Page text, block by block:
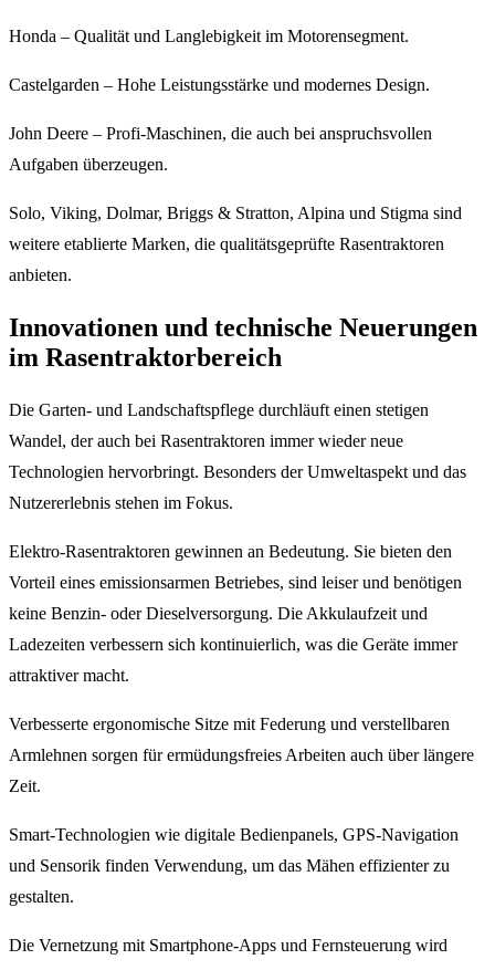
Honda – Qualität und Langlebigkeit im Motorensegment.
Castelgarden – Hohe Leistungsstärke und modernes Design.
John Deere – Profi-Maschinen, die auch bei anspruchsvollen
Aufgaben überzeugen.
Solo, Viking, Dolmar, Briggs & Stratton, Alpina und Stigma sind
weitere etablierte Marken, die qualitätsgeprüfte Rasentraktoren
anbieten.
Innovationen und technische Neuerungen
im Rasentraktorbereich
Die Garten- und Landschaftspflege durchläuft einen stetigen
Wandel, der auch bei Rasentraktoren immer wieder neue
Technologien hervorbringt. Besonders der Umweltaspekt und das
Nutzererlebnis stehen im Fokus.
Elektro-Rasentraktoren gewinnen an Bedeutung. Sie bieten den
Vorteil eines emissionsarmen Betriebes, sind leiser und benötigen
keine Benzin- oder Dieselversorgung. Die Akkulaufzeit und
Ladezeiten verbessern sich kontinuierlich, was die Geräte immer
attraktiver macht.
Verbesserte ergonomische Sitze mit Federung und verstellbaren
Armlehnen sorgen für ermüdungsfreies Arbeiten auch über längere
Zeit.
Smart-Technologien wie digitale Bedienpanels, GPS-Navigation
und Sensorik finden Verwendung, um das Mähen effizienter zu
gestalten.
Die Vernetzung mit Smartphone-Apps und Fernsteuerung wird